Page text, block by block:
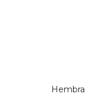
Hembra